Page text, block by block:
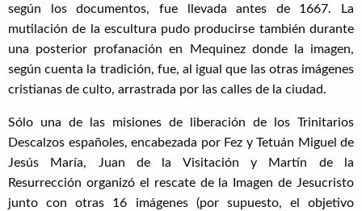
según los documentos, fue llevada antes de 1667. La
mutilación de la escultura pudo producirse también durante
una posterior profanación en Mequinez donde la imagen,
según cuenta la tradición, fue, al igual que las otras imágenes
cristianas de culto, arrastrada por las calles de la ciudad.
Sólo una de las misiones de liberación de los Trinitarios
Descalzos españoles, encabezada por Fez y Tetuán Miguel de
Jesús María, Juan de la Visitación y Martín de la
Resurrección organizó el rescate de la Imagen de Jesucristo
junto con otras 16 imágenes (por supuesto, el objetivo